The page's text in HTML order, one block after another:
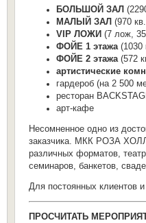
БОЛЬШОЙ ЗАЛ
МАЛЫЙ ЗАЛ (970
VIP ЛОЖИ (7 лож,
ФОЙЕ 1 этажа(1030
ФОЙЕ 2 этажа(572
артистические
гардероб (на 2 500
ресторан
арт-кафе
Несомненное одно из
заказчика. МКК РОЗА ХОЛЛ
различных форматов,
семинаров, банкетов,
Для постоянных клиентов
ПРОСЧИТАТЬ